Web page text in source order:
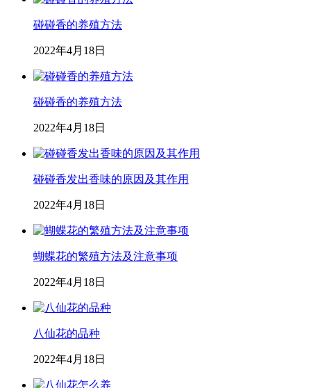
碰碰香的养殖方法
2022年4月18日
碰碰香的养殖方法
2022年4月18日
碰碰香发出香味的原因及其作用
2022年4月18日
蝴蝶花的繁殖方法及注意事项
2022年4月18日
八仙花的品种
2022年4月18日